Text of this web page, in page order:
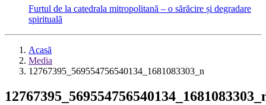
Furtul de la catedrala mitropolitană – o sărăcire și degradare
spirituală
Acasă
Media
12767395_569554756540134_1681083303_n